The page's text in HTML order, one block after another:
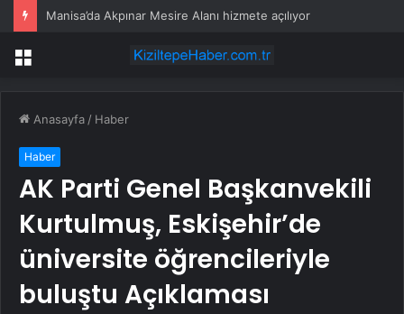
Manisa’da Akpınar Mesire Alanı hizmete açılıyor
Menü
Anasayfa / Haber
Haber
AK Parti Genel Başkanvekili
Kurtulmuş, Eskişehir’de
üniversite öğrencileriyle
buluştu Açıklaması